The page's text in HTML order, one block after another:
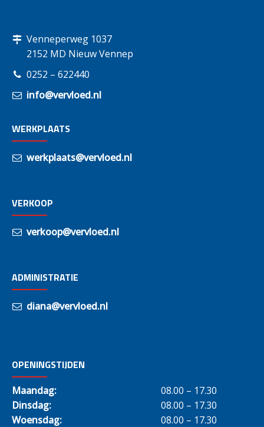
Venneperweg 1037
2152 MD Nieuw Vennep
0252 – 622440
info@vervloed.nl
WERKPLAATS
werkplaats@vervloed.nl
VERKOOP
verkoop@vervloed.nl
ADMINISTRATIE
diana@vervloed.nl
OPENINGSTIJDEN
Maandag:
08.00 – 17.30
Dinsdag:
08.00 – 17.30
Woensdag:
08.00 – 17.30